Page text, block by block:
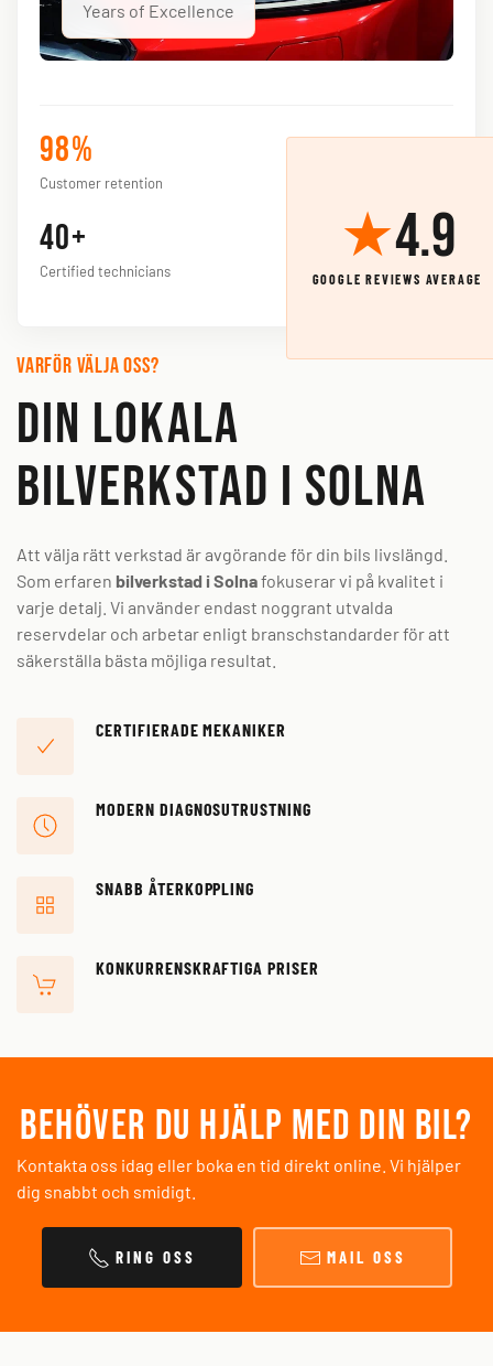
Years of Excellence
98%
Customer retention
40+
Certified technicians ★4.9
GOOGLE REVIEWS AVERAGE
Varför välja oss?
Din lokala
bilverkstad i Solna
Att välja rätt verkstad är avgörande för din bils livslängd.
Som erfaren bilverkstad i Solnafokuserar vi på kvalitet i
varje detalj. Vi använder endast noggrant utvalda
reservdelar och arbetar enligt branschstandarder för att
säkerställa bästa möjliga resultat.
CERTIFIERADE MEKANIKER
MODERN DIAGNOSUTRUSTNING
SNABB ÅTERKOPPLING
KONKURRENSKRAFTIGA PRISER
Behöver du hjälp med din bil?
Kontakta oss idag eller boka en tid direkt online. Vi hjälper
dig snabbt och smidigt.
RING OSS MAIL OSS